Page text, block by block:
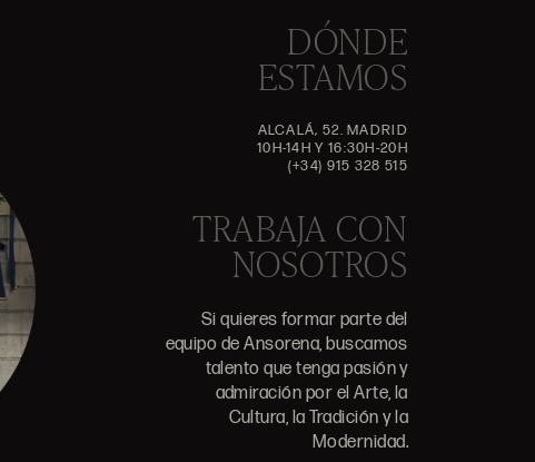
DÓNDE
ESTAMOS
ALCALÁ, 52. MADRID
10H-14H Y 16:30H-20H
(+34) 915 328 515
TRABAJA CON
NOSOTROS
Si quieres formar parte del
equipo de Ansorena, buscamos
talento que tenga pasión y
admiración por el Arte, la
Cultura, la Tradición y la
Modernidad.